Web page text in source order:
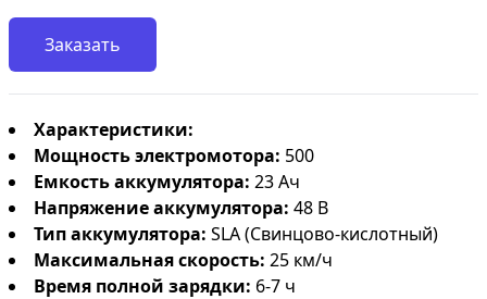
Заказать
Характеристики:
Мощность электромотора: 500
Емкость аккумулятора: 23 Ач
Напряжение аккумулятора: 48 В
Тип аккумулятора: SLA (Свинцово-кислотный)
Максимальная скорость: 25 км/ч
Время полной зарядки: 6-7 ч